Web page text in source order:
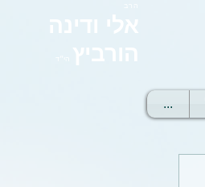
אלי ודינה
הורביץ
...